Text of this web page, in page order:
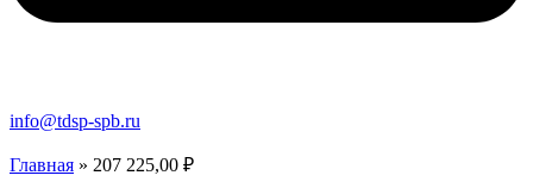
info@tdsp-spb.ru
Главная » 207 225,00 ₽